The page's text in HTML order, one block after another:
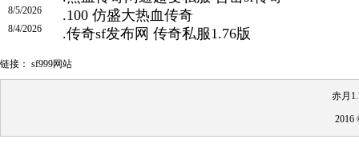
.100 仿盛大热血传奇
8/5/2026
.传奇sf发布网 传奇私服1.76版
8/4/2026
链接： sf999网站
赤月
2016